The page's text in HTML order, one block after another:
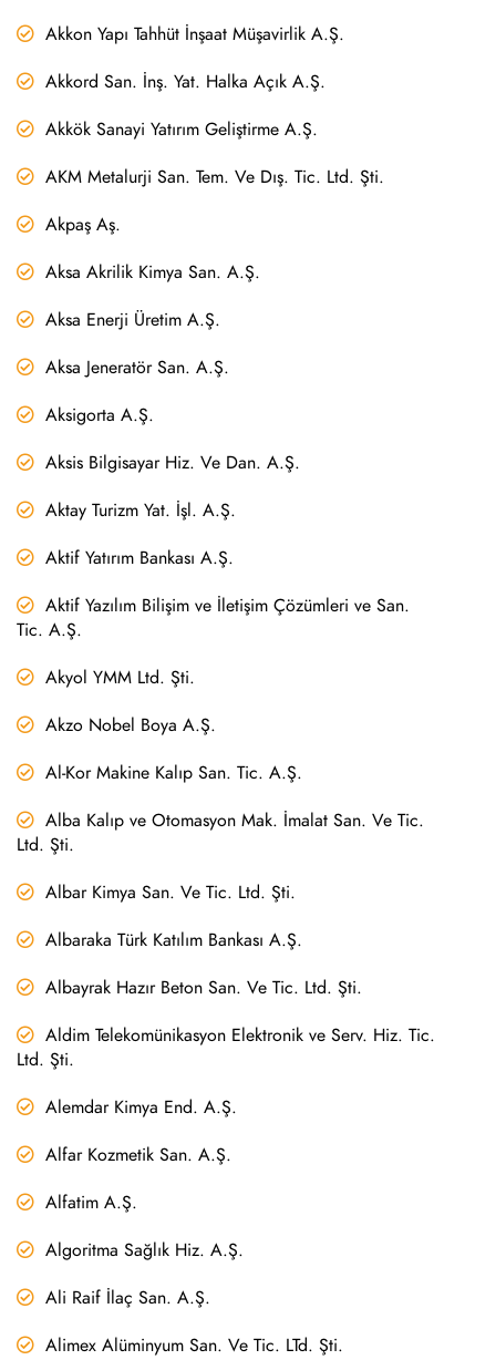
Akkon Yapı Tahhüt İnşaat Müşavirlik A.Ş.
Akkord San. İnş. Yat. Halka Açık A.Ş.
Akkök Sanayi Yatırım Geliştirme A.Ş.
AKM Metalurji San. Tem. Ve Dış. Tic. Ltd. Şti.
Akpaş Aş.
Aksa Akrilik Kimya San. A.Ş.
Aksa Enerji Üretim A.Ş.
Aksa Jeneratör San. A.Ş.
Aksigorta A.Ş.
Aksis Bilgisayar Hiz. Ve Dan. A.Ş.
Aktay Turizm Yat. İşl. A.Ş.
Aktif Yatırım Bankası A.Ş.
Aktif Yazılım Bilişim ve İletişim Çözümleri ve San.
Tic. A.Ş.
Akyol YMM Ltd. Şti.
Akzo Nobel Boya A.Ş.
Al-Kor Makine Kalıp San. Tic. A.Ş.
Alba Kalıp ve Otomasyon Mak. İmalat San. Ve Tic.
Ltd. Şti.
Albar Kimya San. Ve Tic. Ltd. Şti.
Albaraka Türk Katılım Bankası A.Ş.
Albayrak Hazır Beton San. Ve Tic. Ltd. Şti.
Aldim Telekomünikasyon Elektronik ve Serv. Hiz. Tic.
Ltd. Şti.
Alemdar Kimya End. A.Ş.
Alfar Kozmetik San. A.Ş.
Alfatim A.Ş.
Algoritma Sağlık Hiz. A.Ş.
Ali Raif İlaç San. A.Ş.
Alimex Alüminyum San. Ve Tic. LTd. Şti.